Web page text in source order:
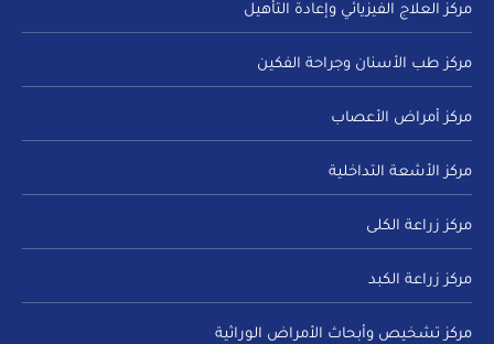
مركز العلاج الفيزيائي وإعادة التأهيل
مركز طب الأسنان وجراحة الفكين
مركز أمراض الأعصاب
مركز الأشعة التداخلية
مركز زراعة الكلى
مركز زراعة الكبد
مركز تشخيص وأبحاث الأمراض الوراثية